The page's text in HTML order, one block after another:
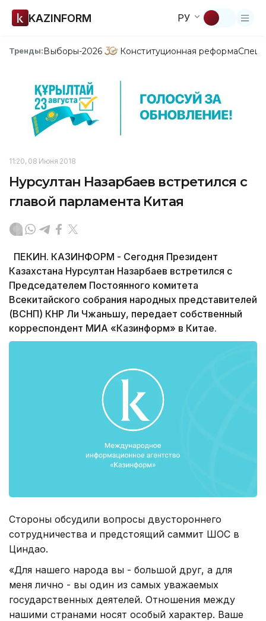
KAZINFORM РУ
Тренды:Выборы-2026 Конституционная реформа
11:20, 08 Июня 2018
Нурсултан Назарбаев встретился с
главой парламента Китая
ПЕКИН. КАЗИНФОРМ - Сегодня Президент
Казахстана Нурсултан Назарбаев встретился с
Председателем Постоянного комитета
Всекитайского собрания народных представителей
(ВСНП) КНР Ли Чжаньшу, передает собственный
корреспондент МИА «Казинформ» в Китае.
Стороны обсудили вопросы двустороннего
сотрудничества и предстоящий саммит ШОС в
Циндао.
«Для нашего народа вы - большой друг, а для
меня лично - вы один из самых уважаемых
государственных деятелей. Отношения между
нашими странами носят особый характер. Ваше